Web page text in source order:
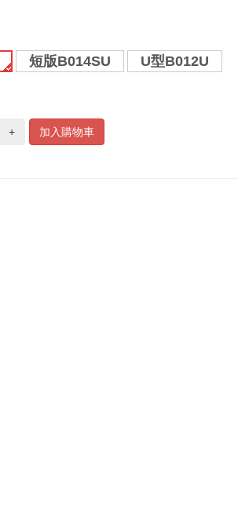
短版B014SU U型B012U
+ 加入購物車